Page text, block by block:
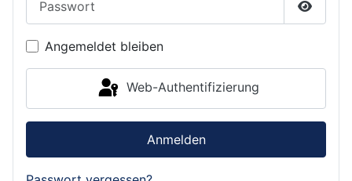
Angemeldet bleiben
Web-Authentifizierung
Anmelden